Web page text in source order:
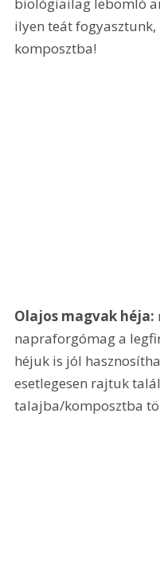
biológiailag lebomló
ilyen teát
komposztba!
Olajos magvak héja:
napraforgómag a
héjuk is jól
esetlegesen rajtuk
talajba/komposztba